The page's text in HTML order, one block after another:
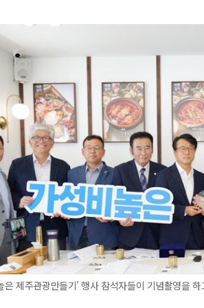
제주관광만들기' 행사 참석자들이 기념촬영을 하